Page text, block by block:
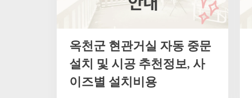
옥천군 현관거실 자동 중문
설치 및 시공 추천정보, 사
이즈별 설치비용